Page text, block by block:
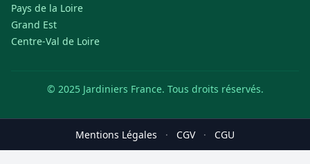
Pays de la Loire
Grand Est
Centre-Val de Loire
© 2025 Jardiniers France. Tous droits réservés.
Mentions Légales · CGV · CGU